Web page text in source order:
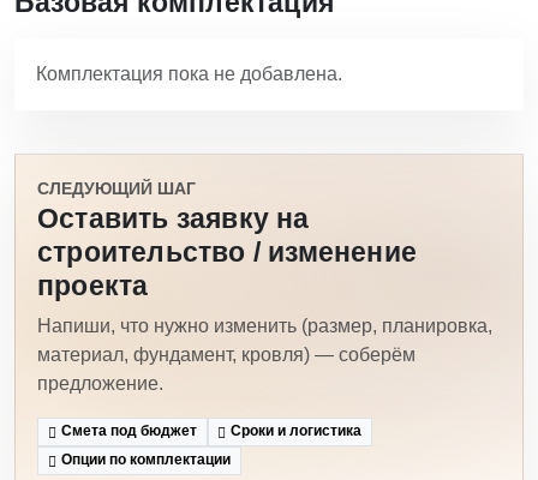
Комплектация пока не добавлена.
СЛЕДУЮЩИЙ ШАГ
Оставить заявку на
строительство / изменение
проекта
Напиши, что нужно изменить (размер, планировка,
материал, фундамент, кровля) — соберём
предложение.
Смета под бюджет
Сроки и логистика
Опции по комплектации